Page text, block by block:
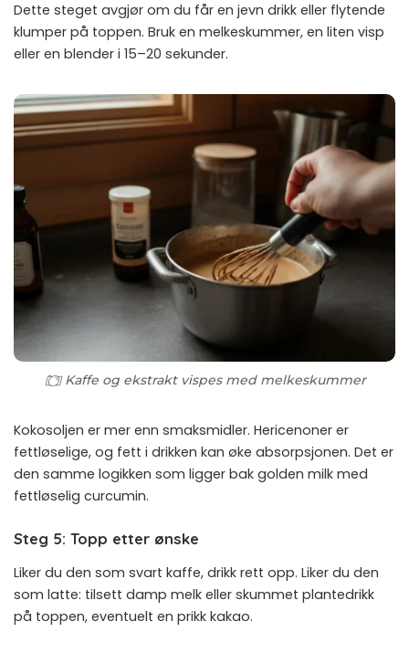
Dette steget avgjør om du får en jevn drikk eller flytende
klumper på toppen. Bruk en melkeskummer, en liten visp
eller en blender i 15–20 sekunder.
Kaffe og ekstrakt vispes med melkeskummer
Kokosoljen er mer enn smaksmidler. Hericenoner er
fettløselige, og fett i drikken kan øke absorpsjonen. Det er
den samme logikken som ligger bak golden milk med
fettløselig curcumin.
Steg 5: Topp etter ønske
Liker du den som svart kaffe, drikk rett opp. Liker du den
som latte: tilsett damp melk eller skummet plantedrikk
på toppen, eventuelt en prikk kakao.